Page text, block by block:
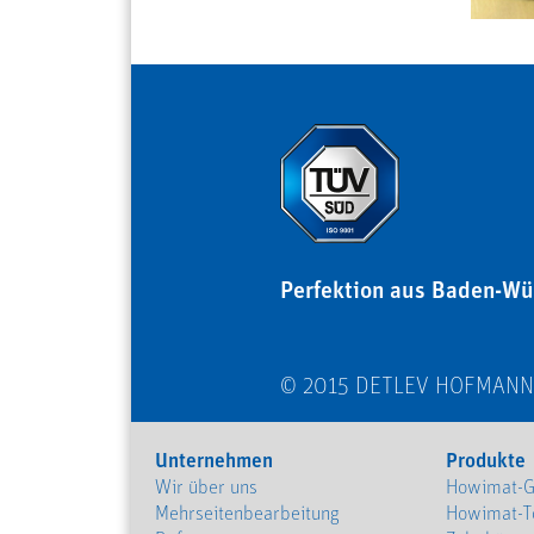
Perfektion aus Baden-
© 2015 DETLEV
Unternehmen
Wir über uns
Mehrseitenbearbeitung
Produkte
Howimat-
Howimat-